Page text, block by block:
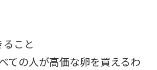
こと
ての人が高価な卵を買えるわ